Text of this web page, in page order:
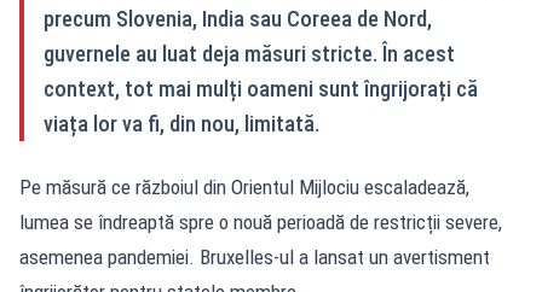
precum Slovenia, India sau Coreea de Nord,
guvernele au luat deja măsuri stricte. În acest
context, tot mai mulți oameni sunt îngrijorați că
viața lor va fi, din nou, limitată.
Pe măsură ce războiul din Orientul Mijlociu escaladează,
lumea se îndreaptă spre o nouă perioadă de restricții severe,
asemenea pandemiei. Bruxelles-ul a lansat un avertisment